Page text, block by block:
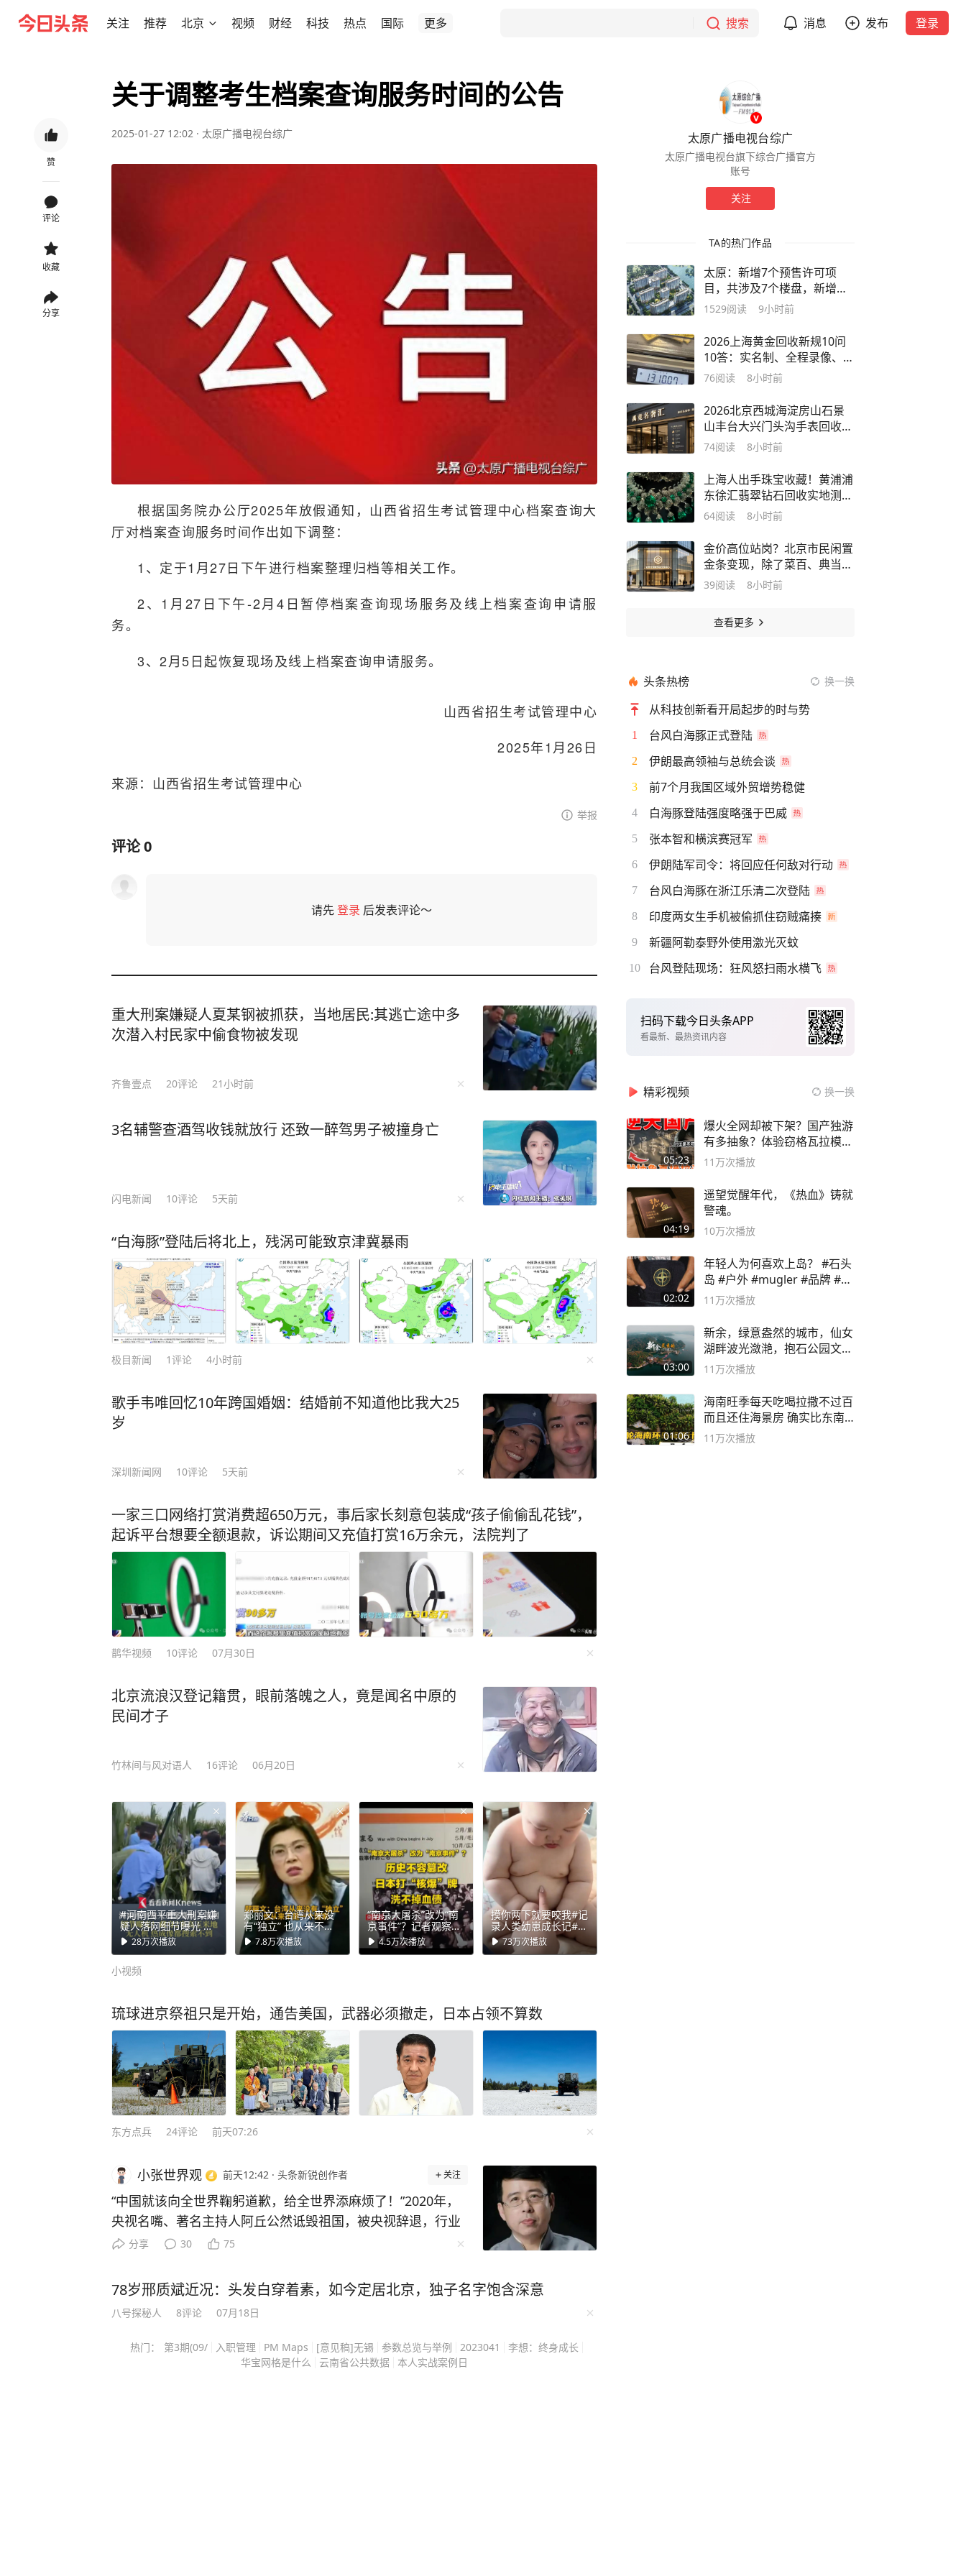
关注 推荐 北京 视频 财经 科技 热点 国际 更多 搜索 消息 发布 登录
赞
评论
收藏
分享
关于调整考生档案查询服务时间的公告
2025-01-27 12:02 · 太原广播电视台综广
根据国务院办公厅2025年放假通知，山西省招生考试管理中心档案查询大
厅对档案查询服务时间作出如下调整：
1、定于1月27日下午进行档案整理归档等相关工作。
2、1月27日下午-2月4日暂停档案查询现场服务及线上档案查询申请服
务。
3、2月5日起恢复现场及线上档案查询申请服务。
山西省招生考试管理中心
2025年1月26日
来源：山西省招生考试管理中心
举报
评论0
请先登录 后发表评论～
重大刑案嫌疑人夏某钢被抓获，当地居民:其逃亡途中多
次潜入村民家中偷食物被发现
齐鲁壹点 20评论 21小时前
3名辅警查酒驾收钱就放行 还致一醉驾男子被撞身亡
闪电新闻 10评论 5天前
“白海豚”登陆后将北上，残涡可能致京津冀暴雨
极目新闻 1评论 4小时前
歌手韦唯回忆10年跨国婚姻：结婚前不知道他比我大25
岁
深圳新闻网 10评论 5天前
一家三口网络打赏消费超650万元，事后家长刻意包装成“孩子偷偷乱花钱”，
起诉平台想要全额退款，诉讼期间又充值打赏16万余元，法院判了
鹊华视频 10评论 07月30日
北京流浪汉登记籍贯，眼前落魄之人，竟是闻名中原的
民间才子
竹林间与风对语人 16评论 06月20日
#河南西平重大刑案嫌
疑人落网细节曝光 藏
身2米高玉米地 无人
机、热成像都搜索不
食物潜入民宅 害怕被
28万次播放
郑丽文：台湾从来没
有“独立” 也从来不是
一个国家#看台海
7.8万次播放
“南京大屠杀”改为“南
京事件”？记者观察：
历史不容篡改，日本
打“核爆”牌洗不掉血债
4.5万次播放
摸你两下就要咬我#记
录人类幼崽成长记#胖
宝宝#肉肉的才可爱
73万次播放
小视频
琉球进京祭祖只是开始，通告美国，武器必须撤走，日本占领不算数
东方点兵 24评论 前天07:26
小张世界观 前天12:42 · 头条新锐创作者 关注
“中国就该向全世界鞠躬道歉，给全世界添麻烦了！”2020年，
央视名嘴、著名主持人阿丘公然诋毁祖国，被央视辞退，行业
封杀。“成于嘴，败于嘴”，他究竟是太蠢还是太嚣张？如今他
主持人，没有正统播音科班的出身，从工厂政工干部一路走到
国家级媒体镜头前，他的草根逆袭故事，一度被很多网友当成
励志范本，但一条社交平台的发言，彻底击碎他多年积累的事
业光环，从此淡出主流荧幕，回望他的浮沉，不止是一个人的
命运起伏，更值得所有公众人物引以为戒。 阿丘成长于广
分享 30 75
78岁邢质斌近况：头发白穿着素，如今定居北京，独子名字饱含深意
八号探秘人 8评论 07月18日
热门： 第3期(09/ 入职管理 PM Maps [意见稿]无锡 参数总览与举例 2023041
李想：终身成长
华宝网格是什么
云南省公共数据 本人实战案例日
太原广播电视台综广
太原广播电视台旗下综合广播官方
账号
关注
TA的热门作品
太原：新增7个预售许可项
目，共涉及7个楼盘，新增商
品房源606套
1529阅读 9小时前
2026上海黄金回收新规10问
10答：实名制、全程录像、
103家即时兑现网点全攻略
76阅读 8小时前
2026北京西城海淀房山石景
山丰台大兴门头沟手表回收｜
名表估价｜《2026北京腕表
74阅读 8小时前
上海人出手珠宝收藏！黄浦浦
东徐汇翡翠钻石回收实地测评
排名，层层筛选正规门店更靠
64阅读 8小时前
金价高位站岗？北京市民闲置
金条变现，除了菜百、典当
行，这第三种渠道差价小
39阅读 8小时前
查看更多
头条热榜 换一换
从科技创新看开局起步的时与势
1 台风白海豚正式登陆
2 伊朗最高领袖与总统会谈
3 前7个月我国区域外贸增势稳健
4 白海豚登陆强度略强于巴威
5 张本智和横滨赛冠军
6 伊朗陆军司令：将回应任何敌对行动
7 台风白海豚在浙江乐清二次登陆
8 印度两女生手机被偷抓住窃贼痛揍
9 新疆阿勒泰野外使用激光灭蚊
10 台风登陆现场：狂风怒扫雨水横飞
扫码下载今日头条APP
看最新、最热资讯内容
精彩视频 换一换
05:23
爆火全网却被下架？国产独游
有多抽象？体验窃格瓦拉模拟
器！
11万次播放
04:19
遥望觉醒年代，《热血》铸就
警魂。
10万次播放
02:02
年轻人为何喜欢上岛？ #石头
岛 #户外 #mugler #品牌 #足
球流氓
11万次播放
03:00
新余，绿意盎然的城市，仙女
湖畔波光潋滟，抱石公园文化
深邃……
11万次播放
01:06
海南旺季每天吃喝拉撒不过百
而且还住海景房 确实比东南
亚合适
11万次播放